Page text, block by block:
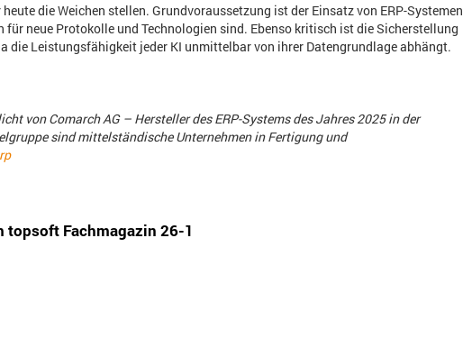
die Weichen stellen. Grundvoraussetzung ist der Einsatz von ERP-Systemen
für neue Protokolle und Technologien sind. Ebenso kritisch ist die Sicherstellung
die Leistungsfähigkeit jeder KI unmittelbar von ihrer Datengrundlage abhängt.
von Comarch AG – Hersteller des ERP-Systems des Jahres 2025 in der
sind mittelständische Unternehmen in Fertigung und
topsoft Fachmagazin 26-1